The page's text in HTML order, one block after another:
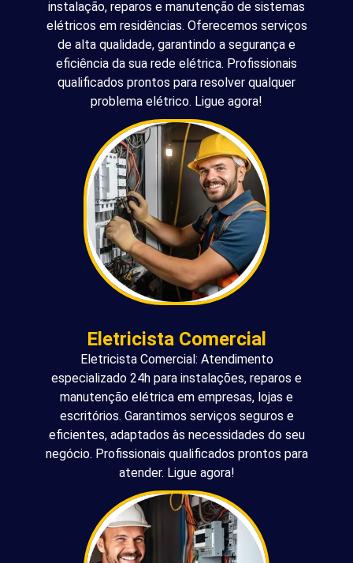
instalação, reparos e manutenção de sistemas
elétricos em residências. Oferecemos serviços
de alta qualidade, garantindo a segurança e
eficiência da sua rede elétrica. Profissionais
qualificados prontos para resolver qualquer
problema elétrico. Ligue agora!
Eletricista Comercial
Eletricista Comercial: Atendimento
especializado 24h para instalações, reparos e
manutenção elétrica em empresas, lojas e
escritórios. Garantimos serviços seguros e
eficientes, adaptados às necessidades do seu
negócio. Profissionais qualificados prontos para
atender. Ligue agora!